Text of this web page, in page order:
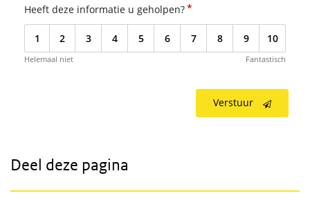
Heeft deze informatie u geholpen?*
1 2 3 4 5 6 7 8 9 10
Helemaal niet Fantastisch
Verstuur
Deel deze pagina